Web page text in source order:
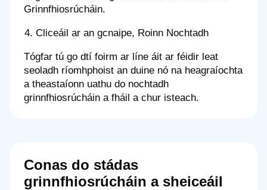
Grinnfhiosrúcháin.
Cliceáil ar an gcnaipe, Roinn Nochtadh
Tógfar tú go dtí foirm ar líne áit ar féidir leat
seoladh ríomhphoist an duine nó na heagraíochta
a theastaíonn uathu do nochtadh
grinnfhiosrúcháin a fháil a chur isteach.
Conas do stádas
grinnfhiosrúcháin a sheiceáil